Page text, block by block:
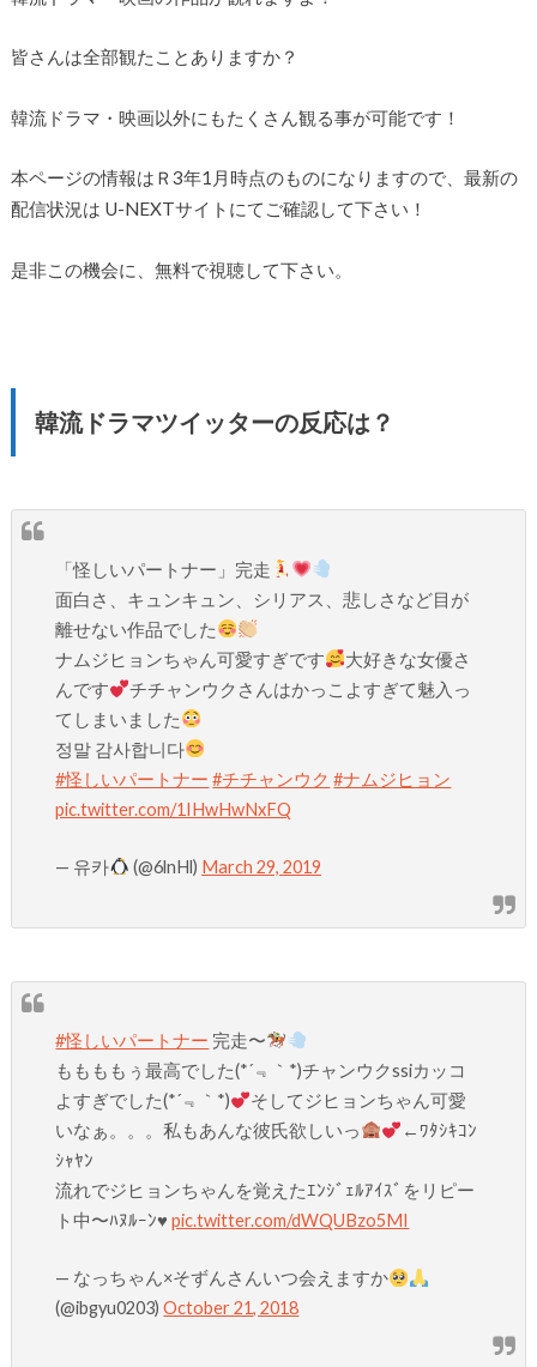
皆さんは全部観たことありますか？
韓流ドラマ・映画以外にもたくさん観る事が可能です！
本ページの情報はＲ3年1月時点のものになりますので、最新の
配信状況は U-NEXTサイトにてご確認して下さい！
是非この機会に、無料で視聴して下さい。
韓流ドラマツイッターの反応は？
「怪しいパートナー」完走
面白さ、キュンキュン、シリアス、悲しさなど目が
離せない作品でした
ナムジヒョンちゃん可愛すぎです
大好きな女優さ
んです
チチャンウクさんはかっこよすぎて魅入っ
てしまいました
정말 감사합니다
#怪しいパートナー #チチャンウク #ナムジヒョン
pic.twitter.com/1IHwHwNxFQ
— 유카 (@6lnHl) March 29, 2019
#怪しいパートナー 完走〜
ももももぅ最高でした(*´﹃｀*)チャンウクssiカッコ
よすぎでした(*´﹃｀*)
そしてジヒョンちゃん可愛
いなぁ。。。私もあんな彼氏欲しいっ
←ﾜﾀｼｷｺﾝ
ｼｬﾔﾝ
流れでジヒョンちゃんを覚えたｴﾝｼﾞｪﾙｱｲｽﾞをリピー
ト中〜ﾊﾇﾙｰﾝ♥️pic.twitter.com/dWQUBzo5MI
— なっちゃん×そずんさんいつ会えますか
(@ibgyu0203)October 21, 2018